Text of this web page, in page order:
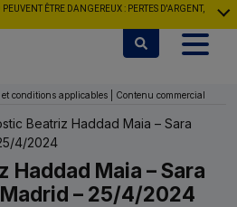
ÊTRE DANGEREUX : PERTES D'ARGENT,
conditions applicables | Contenu commercial
Beatriz Haddad Maia – Sara
4/2024
Haddad Maia – Sara
– 25/4/2024